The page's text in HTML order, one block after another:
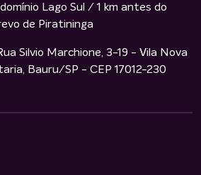
Lago Sul / 1 km antes do
de Piratininga
Silvio Marchione, 3-19 - Vila Nova
Bauru/SP - CEP 17012-230